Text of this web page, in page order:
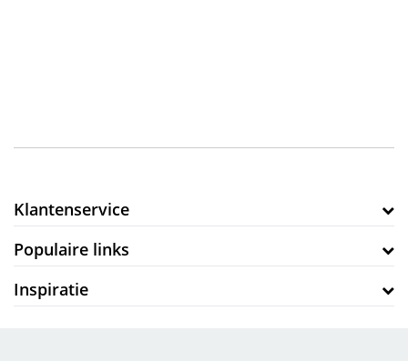
prachtige details. Ze bieden ook de mogelijkheid om de kledingstukken te combineren
wie weet loop jij binnenkort stijlvol over straat.
Klantenservice
Populaire links
Inspiratie